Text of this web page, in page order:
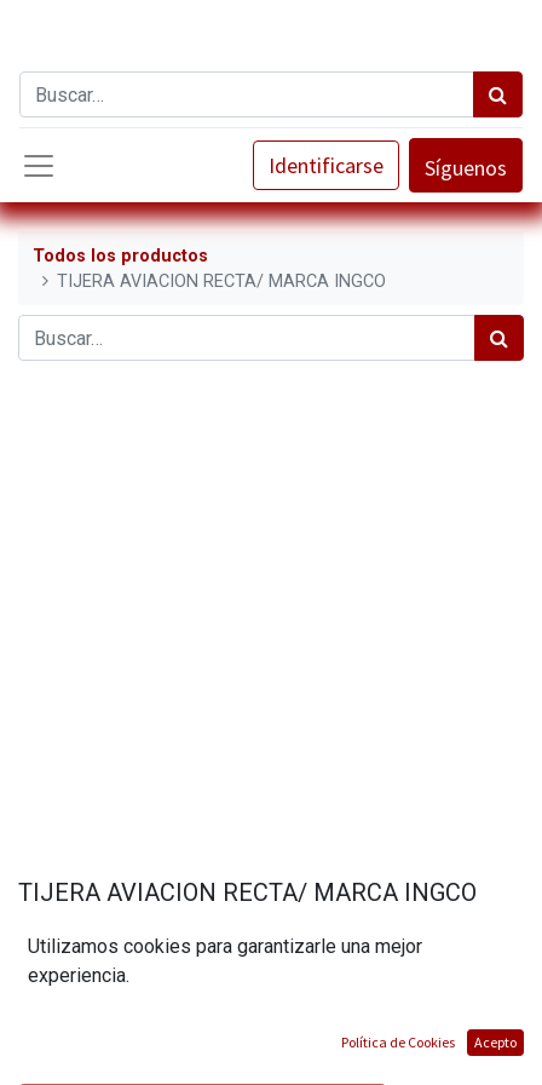
Identificarse Síguenos
Todos los productos
TIJERA AVIACION RECTA/ MARCA INGCO
TIJERA AVIACION RECTA/ MARCA INGCO
$10,50
Utilizamos cookies para garantizarle una mejor
experiencia.
Política de Cookies Acepto